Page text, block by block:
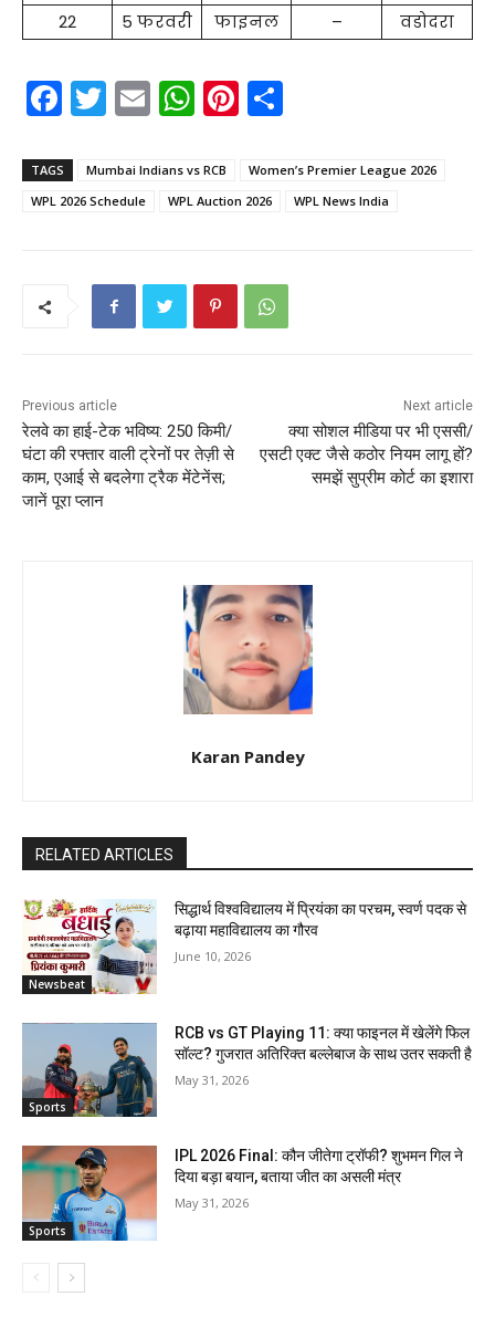
22 5 फरवरी फाइनल – वडोदरा
F
a
c
e
T
w
itt
er
E
m
ai
W
h
a
ts
p
p
Pi
nt
er
e
ar
e
TAGS Mumbai Indians vs RCB
Women’s Premier League 2026
WPL 2026 Schedule
WPL Auction 2026 WPL News India
Previous article
रेलवे का हाई-टेक भविष्य: 250 किमी/
घंटा की रफ्तार वाली ट्रेनों पर तेज़ी से
काम, एआई से बदलेगा ट्रैक मेंटेनेंस;
जानें पूरा प्लान
Next article
क्या सोशल मीडिया पर भी एससी/
एसटी एक्ट जैसे कठोर नियम लागू हों?
समझें सुप्रीम कोर्ट का इशारा
Karan Pandey
RELATED ARTICLES
Newsbeat
सिद्धार्थ विश्वविद्यालय में प्रियंका का परचम, स्वर्ण पदक से
बढ़ाया महाविद्यालय का गौरव
June 10, 2026
Sports
RCB vs GT Playing 11: क्या फाइनल में खेलेंगे फिल
सॉल्ट? गुजरात अतिरिक्त बल्लेबाज के साथ उतर सकती है
May 31, 2026
Sports
IPL 2026 Final: कौन जीतेगा ट्रॉफी? शुभमन गिल ने
दिया बड़ा बयान, बताया जीत का असली मंत्र
May 31, 2026